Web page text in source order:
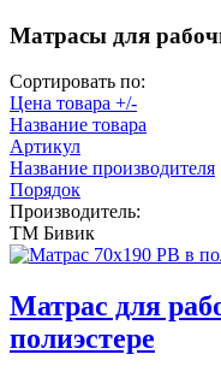
Матрасы для
Сортировать по:
Цена товара +/-
Название товара
Артикул
Название производителя
Порядок
Производитель:
ТМ Бивик
Матрас для
полиэстере